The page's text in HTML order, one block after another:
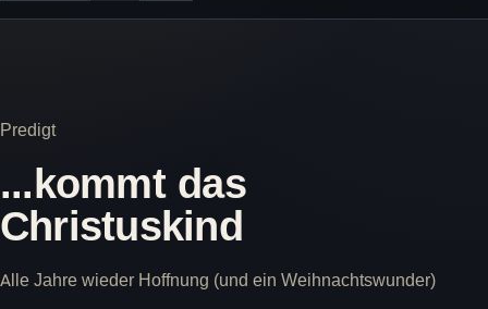
Predigt
...kommt das
Christuskind
Alle Jahre wieder Hoffnung (und ein Weihnachtswunder)